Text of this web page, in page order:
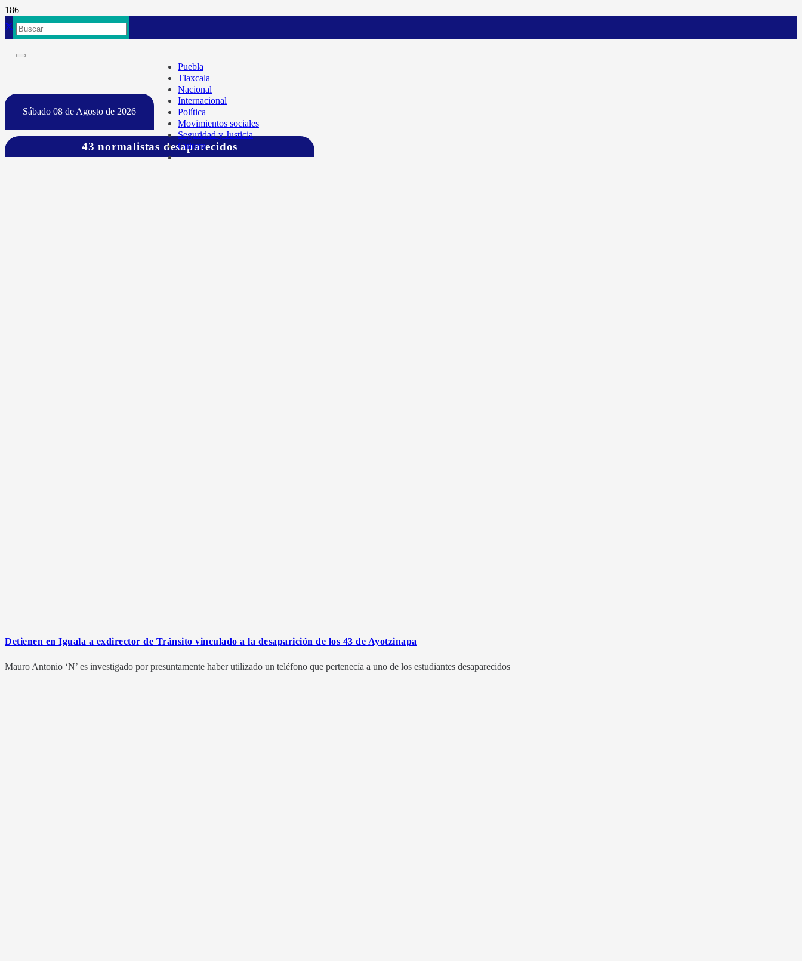
Sábado 08 de Agosto de 2026
Puebla
Tlaxcala
Nacional
Internacional
Política
Movimientos sociales
Seguridad y Justicia
Cultura
43 normalistas desaparecidos
Detienen en Iguala a exdirector de Tránsito vinculado a la desaparición de los 43 de Ayotzinapa
Mauro Antonio ‘N’ es investigado por presuntamente haber utilizado un teléfono que pertenecía a uno de los estudiantes desaparecidos